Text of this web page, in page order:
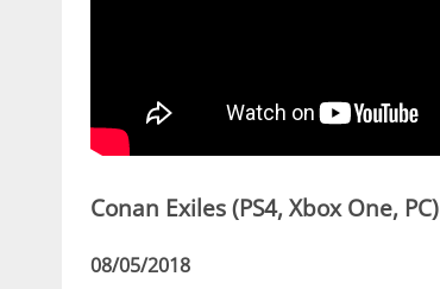
Conan Exiles (PS4, Xbox One, PC)
08/05/2018